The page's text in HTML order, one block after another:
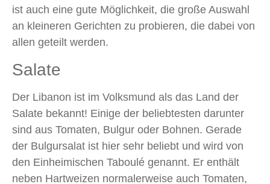
ist auch eine gute Möglichkeit, die große Auswahl
an kleineren Gerichten zu probieren, die dabei von
allen geteilt werden.
Salate
Der Libanon ist im Volksmund als das Land der
Salate bekannt! Einige der beliebtesten darunter
sind aus Tomaten, Bulgur oder Bohnen. Gerade
der Bulgursalat ist hier sehr beliebt und wird von
den Einheimischen Taboulé genannt. Er enthält
neben Hartweizen normalerweise auch Tomaten,